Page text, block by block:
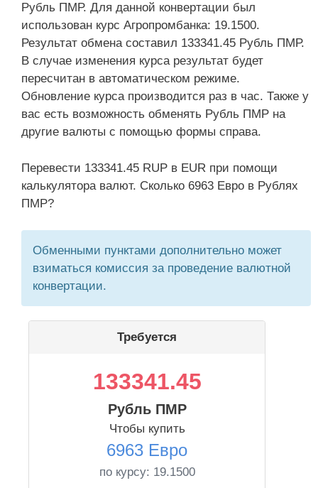
Рубль ПМР. Для данной конвертации был
использован курс Агропромбанка: 19.1500.
Результат обмена составил 133341.45 Рубль ПМР.
В случае изменения курса результат будет
пересчитан в автоматическом режиме.
Обновление курса производится раз в час. Также у
вас есть возможность обменять Рубль ПМР на
другие валюты с помощью формы справа.
Перевести 133341.45 RUP в EUR при помощи
калькулятора валют. Сколько 6963 Евро в Рублях
ПМР?
Обменными пунктами дополнительно может
взиматься комиссия за проведение валютной
конвертации.
Требуется
133341.45
Рубль ПМР
Чтобы купить
6963 Евро
по курсу: 19.1500